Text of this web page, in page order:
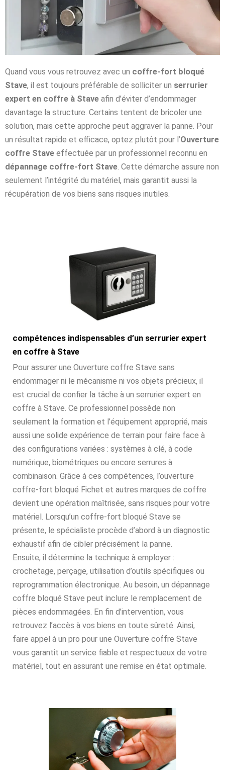
Quand vous vous retrouvez avec un coffre-fort bloqué
Stave, il est toujours préférable de solliciter un serrurier
expert en coffre à Stave afin d’éviter d’endommager
davantage la structure. Certains tentent de bricoler une
solution, mais cette approche peut aggraver la panne. Pour
un résultat rapide et efficace, optez plutôt pour l’Ouverture
coffre Stave effectuée par un professionnel reconnu en
dépannage coffre-fort Stave. Cette démarche assure non
seulement l’intégrité du matériel, mais garantit aussi la
récupération de vos biens sans risques inutiles.
compétences indispensables d’un serrurier expert
en coffre à Stave
Pour assurer une Ouverture coffre Stave sans
endommager ni le mécanisme ni vos objets précieux, il
est crucial de confier la tâche à un serrurier expert en
coffre à Stave. Ce professionnel possède non
seulement la formation et l’équipement approprié, mais
aussi une solide expérience de terrain pour faire face à
des configurations variées : systèmes à clé, à code
numérique, biométriques ou encore serrures à
combinaison. Grâce à ces compétences, l’ouverture
coffre-fort bloqué Fichet et autres marques de coffre
devient une opération maîtrisée, sans risques pour votre
matériel. Lorsqu’un coffre-fort bloqué Stave se
présente, le spécialiste procède d’abord à un diagnostic
exhaustif afin de cibler précisément la panne.
Ensuite, il détermine la technique à employer :
crochetage, perçage, utilisation d’outils spécifiques ou
reprogrammation électronique. Au besoin, un dépannage
coffre bloqué Stave peut inclure le remplacement de
pièces endommagées. En fin d’intervention, vous
retrouvez l’accès à vos biens en toute sûreté. Ainsi,
faire appel à un pro pour une Ouverture coffre Stave
vous garantit un service fiable et respectueux de votre
matériel, tout en assurant une remise en état optimale.